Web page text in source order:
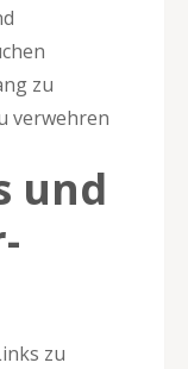
zu
verwehren
und
zu